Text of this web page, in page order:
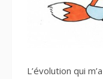
L’évolution qui